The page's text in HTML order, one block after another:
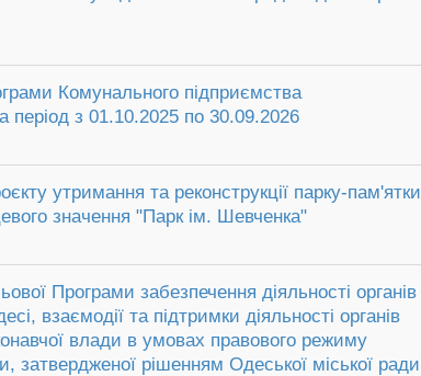
Комунального підприємства
період з 01.10.2025 по 30.09.2026
утримання та реконструкції парку-пам'ятки
значення "Парк ім. Шевченка"
Програми забезпечення діяльності органів
взаємодії та підтримки діяльності органів
влади в умовах правового режиму
затвердженої рішенням Одеської міської ради